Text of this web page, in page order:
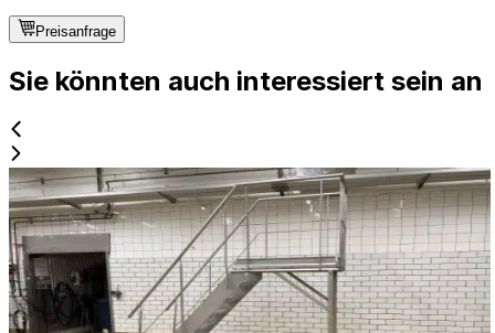
Preisanfrage
Sie könnten auch interessiert sein an
Gebraucht
STAIR / PLATFORM
ID NR 3272
220 x 75 x 290 cm